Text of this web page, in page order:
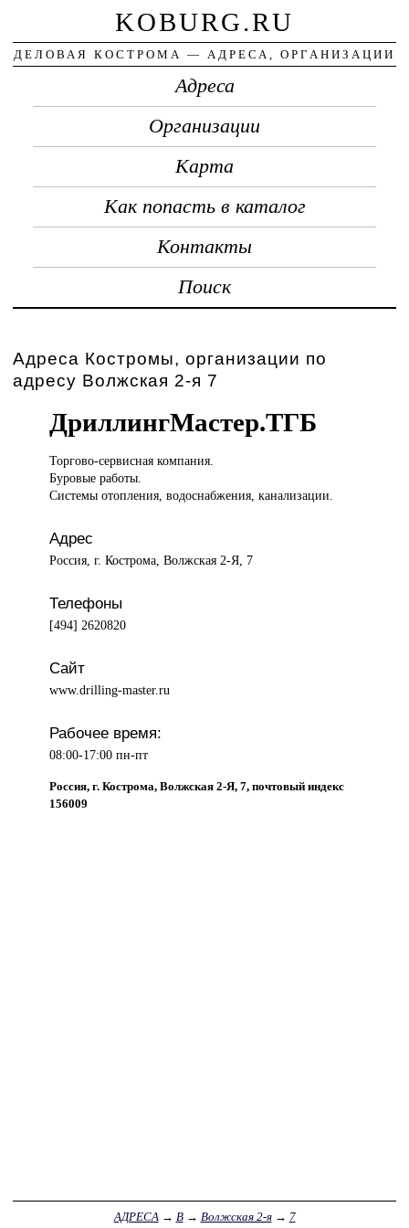
KOBURG.RU
ДЕЛОВАЯ КОСТРОМА — АДРЕСА, ОРГАНИЗАЦИИ
Адреса
Организации
Карта
Как попасть в каталог
Контакты
Поиск
Адреса Костромы, организации по
адресу Волжская 2-я 7
ДриллингМастер.ТГБ
Торгово-сервисная компания.
Буровые работы.
Системы отопления, водоснабжения, канализации.
Адрес
Россия, г. Кострома, Волжская 2-Я, 7
Телефоны
[494] 2620820
Сайт
www.drilling-master.ru
Рабочее время:
08:00-17:00 пн-пт
Россия, г. Кострома, Волжская 2-Я, 7, почтовый индекс
156009
АДРЕСА → В→ Волжская 2-я→ 7